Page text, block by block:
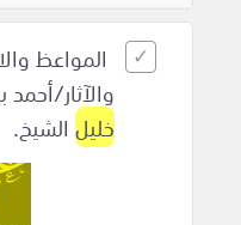
المواعظ
والآثار/
خليل الشيخ.